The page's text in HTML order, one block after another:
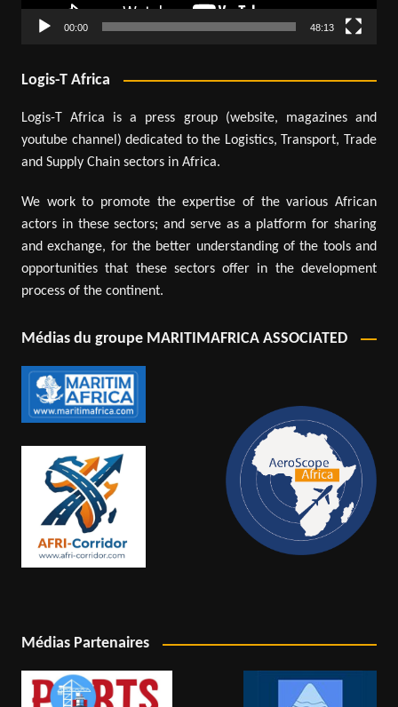
00:00 48:13
Logis-T Africa
Logis-T Africa is a press group (website, magazines and
youtube channel) dedicated to the Logistics, Transport, Trade
and Supply Chain sectors in Africa.
We work to promote the expertise of the various African
actors in these sectors; and serve as a platform for sharing
and exchange, for the better understanding of the tools and
opportunities that these sectors offer in the development
process of the continent.
Médias du groupe MARITIMAFRICA ASSOCIATED
Médias Partenaires